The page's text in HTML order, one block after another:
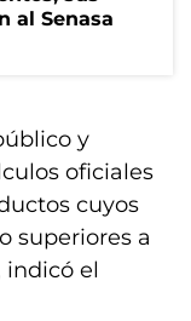
al Senasa
y
oficiales
cuyos
superiores a
indicó el